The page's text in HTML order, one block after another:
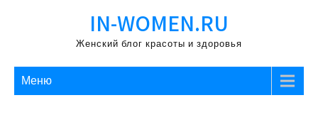
IN-WOMEN.RU
Женский блог красоты и здоровья
Меню